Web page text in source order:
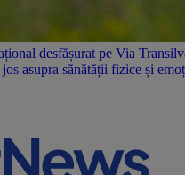
desfășurat pe Via
asupra sănătății fizice și